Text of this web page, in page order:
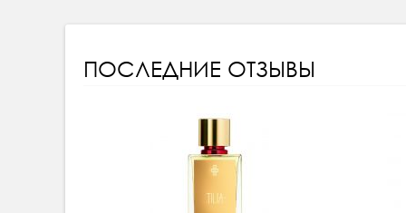
ПОСЛЕДНИЕ ОТЗЫВЫ